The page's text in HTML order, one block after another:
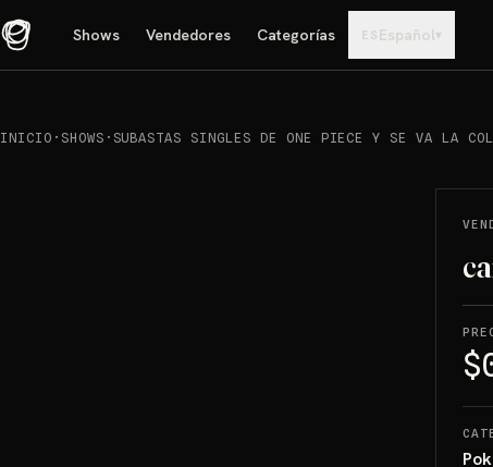
Shows Vendedores Categorías ES Español▾
INICIO · SHOWS · SUBASTAS SINGLES DE ONE PIECE Y SE VA LA